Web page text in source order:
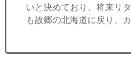
いと決めており、将来リ
も故郷の北海道に戻り、